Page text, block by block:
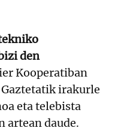
den
Kooperatiban
irakurle
eta telebista
artean daude.